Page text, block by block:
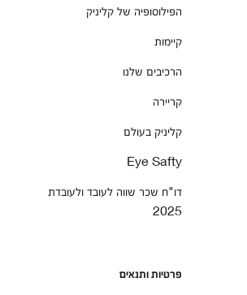
הפילוסופיה של קליניק
קיימות
הרכיבים שלנו
קריירה
קליניק בעולם
Eye Safty
דו"ח שכר שווה לעובד ולעובדת
2025
פרטיות ותנאים